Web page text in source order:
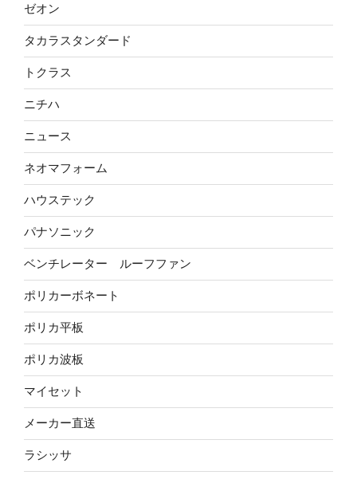
ゼオン
タカラスタンダード
トクラス
ニチハ
ニュース
ネオマフォーム
ハウステック
パナソニック
ベンチレーター ルーフファン
ポリカーボネート
ポリカ平板
ポリカ波板
マイセット
メーカー直送
ラシッサ